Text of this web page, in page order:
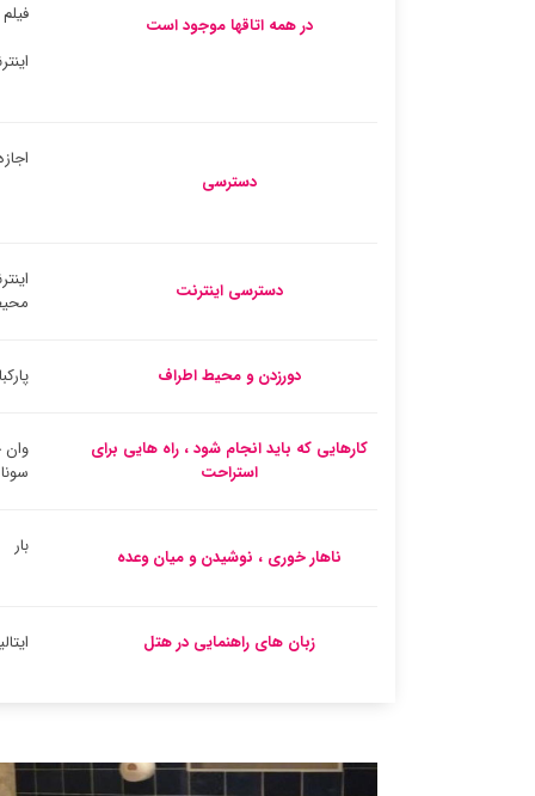
در همه اتاقها موجود است
دسترسی
دسترسی اینترنت
دورزدن و محیط اطراف
کارهایی که باید انجام شود ، راه هایی برای
استراحت
سونا
ناهار خوری ، نوشیدن و میان وعده بار
زبان های راهنمایی در هتل